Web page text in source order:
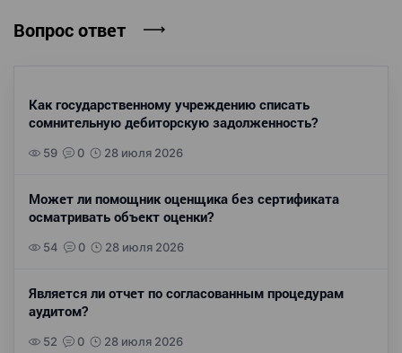
Вопрос ответ
Как государственному учреждению списать
сомнительную дебиторскую задолженность?
59 0 28 июля 2026
Может ли помощник оценщика без сертификата
осматривать объект оценки?
54 0 28 июля 2026
Является ли отчет по согласованным процедурам
аудитом?
52 0 28 июля 2026